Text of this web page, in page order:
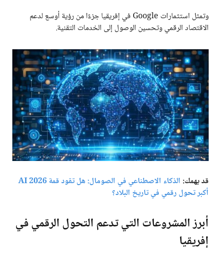
وتمثل استثمارات Google في إفريقيا جزءًا من رؤية أوسع لدعم
الاقتصاد الرقمي وتحسين الوصول إلى الخدمات التقنية.
قد يهمك:
الذكاء الاصطناعي في الصومال: هل تقود قمة AI 2026
أكبر تحول رقمي في تاريخ البلاد؟
أبرز المشروعات التي تدعم التحول الرقمي في
إفريقيا